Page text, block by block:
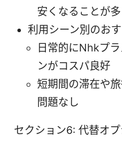
安くなることが
利用シーン別のお
日常的にNhkプ
ンがコスパ良好
短期間の滞在や
問題なし
セクション6: 代替オ